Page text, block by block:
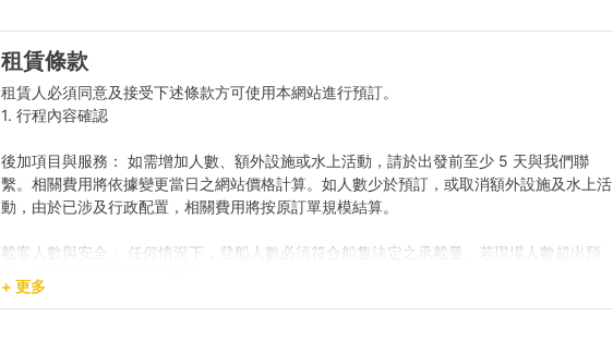
租賃條款
租賃人必須同意及接受下述條款方可使用本網站進行預訂。
1. 行程內容確認
後加項目與服務： 如需增加人數、額外設施或水上活動，請於出發前至少 5 天與我們聯
繫。相關費用將依據變更當日之網站價格計算。如人數少於預訂，或取消額外設施及水上活
動，由於已涉及行政配置，相關費用將按原訂單規模結算。
載客人數與安全： 任何情況下，登船人數必須符合船隻法定之承載量。若現場人數超出預
訂，請即時聯繫我們補齊差額。
+ 更多